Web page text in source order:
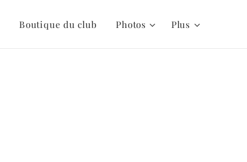
Boutique du club Photos Plus